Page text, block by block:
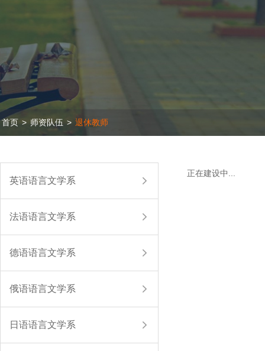
首页 > 师资队伍 > 退休教师
英语语言文学系
法语语言文学系
德语语言文学系
俄语语言文学系
日语语言文学系
正在建设中...